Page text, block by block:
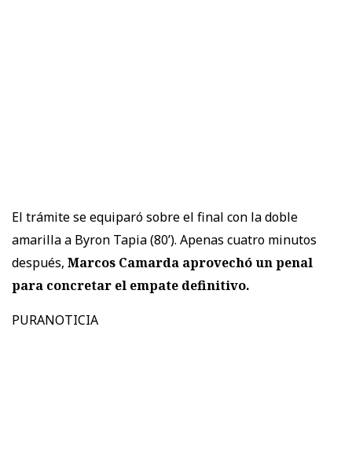
El trámite se equiparó sobre el final con la doble
amarilla a Byron Tapia (80’). Apenas cuatro minutos
después, Marcos Camarda aprovechó un penal
para concretar el empate definitivo.
PURANOTICIA